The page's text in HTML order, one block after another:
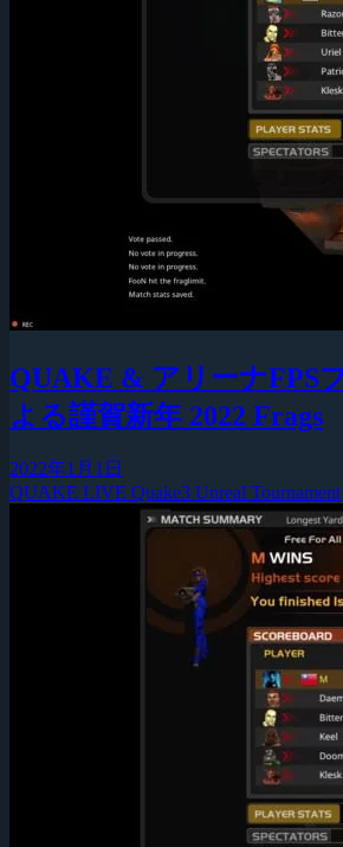
QUAKE & アリーナFPS
よる謹賀新年 2022 Frags
2022年1月1日
QUAKE LIVE Quake3 Unreal Tournament